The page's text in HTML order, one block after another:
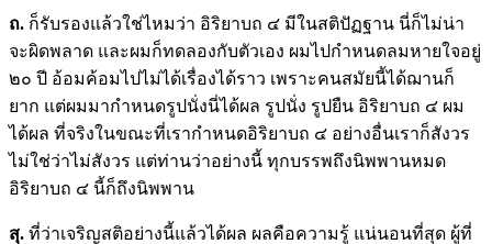
ถ. ก็รับรองแล้วใช่ไหมว่า อิริยาบถ ๔ มีในสติปัฏฐาน นี่ก็ไม่น่า
จะผิดพลาด และผมก็ทดลองกับตัวเอง ผมไปกำหนดลมหายใจอยู่
๒๐ ปี อ้อมค้อมไปไม่ได้เรื่องได้ราว เพราะคนสมัยนี้ได้ฌานก็
ยาก แต่ผมมากำหนดรูปนั่งนี่ได้ผล รูปนั่ง รูปยืน อิริยาบถ ๔ ผม
ได้ผล ที่จริงในขณะที่เรากำหนดอิริยาบถ ๔ อย่างอื่นเราก็สังวร
ไม่ใช่ว่าไม่สังวร แต่ท่านว่าอย่างนี้ ทุกบรรพถึงนิพพานหมด
อิริยาบถ ๔ นี้ก็ถึงนิพพาน
สุ. ที่ว่าเจริญสติอย่างนี้แล้วได้ผล ผลคือความรู้ แน่นอนที่สุด ผู้ที่